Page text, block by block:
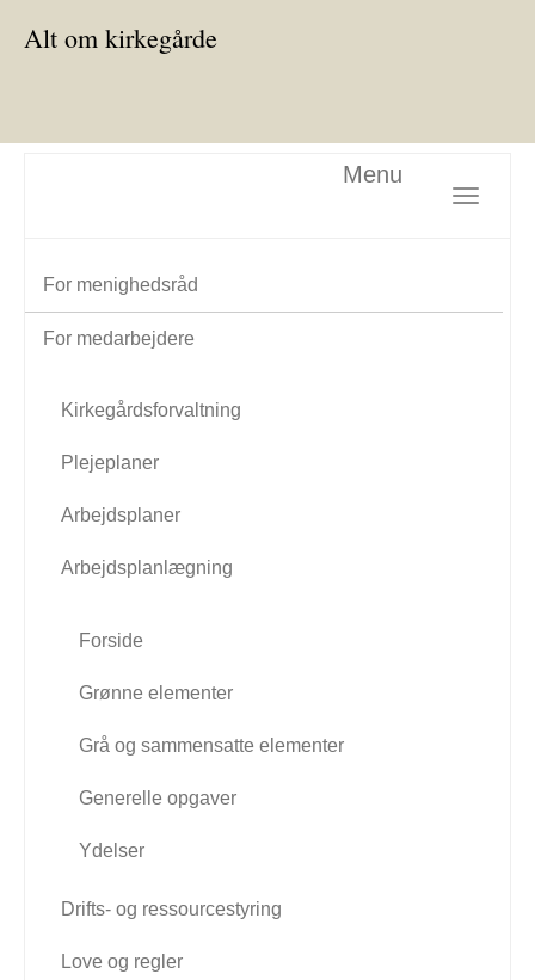
Alt om kirkegårde
Toggle
Menu
For menighedsråd
For medarbejdere
Kirkegårdsforvaltning
Plejeplaner
Arbejdsplaner
Arbejdsplanlægning
Forside
Grønne elementer
Grå og sammensatte elementer
Generelle opgaver
Ydelser
Drifts- og ressourcestyring
Love og regler